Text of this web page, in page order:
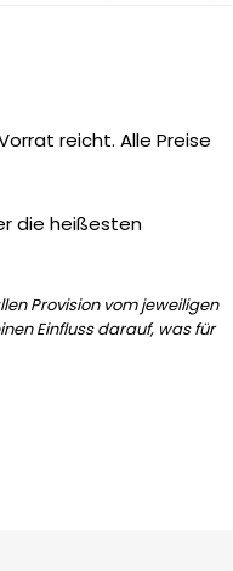
reicht. Alle Preise
die heißesten
Provision vom jeweiligen
Einfluss darauf, was für